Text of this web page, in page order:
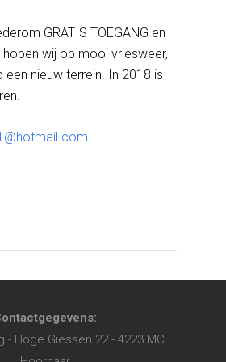
GRATIS TOEGANG en
wij op mooi vriesweer,
nieuw terrein. In 2018 is
- Hoge Giessen 22 - 4223 MC